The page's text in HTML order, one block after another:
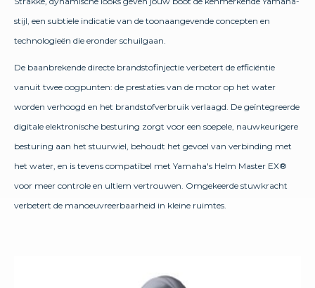
stijl, een subtiele indicatie van de toonaangevende concepten en
technologieën die eronder schuilgaan.
De baanbrekende directe brandstofinjectie verbetert de efficiëntie
vanuit twee oogpunten: de prestaties van de motor op het water
worden verhoogd en het brandstofverbruik verlaagd. De geïntegreerde
digitale elektronische besturing zorgt voor een soepele, nauwkeurigere
besturing aan het stuurwiel, behoudt het gevoel van verbinding met
het water, en is tevens compatibel met Yamaha's Helm Master EX®
voor meer controle en ultiem vertrouwen. Omgekeerde stuwkracht
verbetert de manoeuvreerbaarheid in kleine ruimtes.